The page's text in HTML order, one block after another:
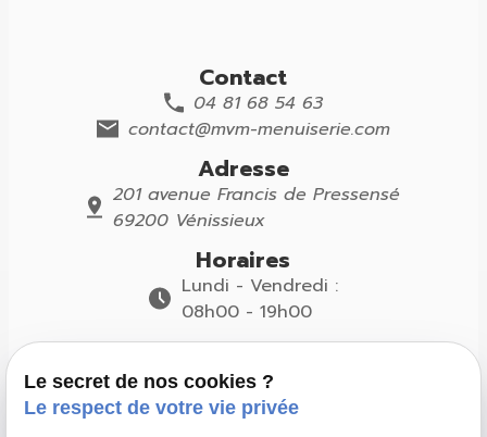
Contact
04 81 68 54 63
contact@mvm-menuiserie.com
Adresse
201 avenue Francis de Pressensé
69200 Vénissieux
Horaires
Lundi - Vendredi :
08h00 - 19h00
Suivez-nous
Le secret de nos cookies ?
Le respect de votre vie privée